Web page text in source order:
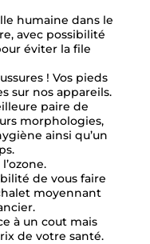
humaine dans le
avec possibilité
éviter la file
! Vos pieds
sur nos appareils.
paire de
morphologies,
ainsi qu’un
de vous faire
moyennant
à un cout mais
de votre santé.